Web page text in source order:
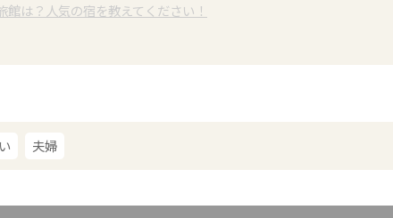
は？人気の宿を教えてください！
夫婦